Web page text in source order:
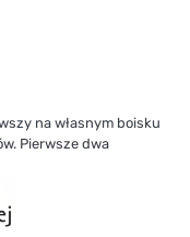
na własnym boisku
Pierwsze dwa